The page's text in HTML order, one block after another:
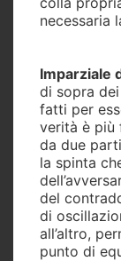
necessaria
Imparziale
di sopra
fatti per
verità è più
da due
la spinta
del
di
all’altro,
punto di